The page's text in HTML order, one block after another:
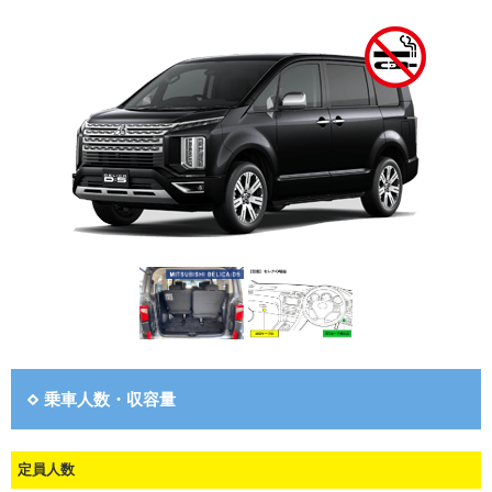
乗車人数・収容量
定員人数